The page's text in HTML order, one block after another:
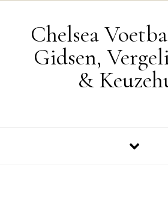
Chelsea
Gidsen,
&